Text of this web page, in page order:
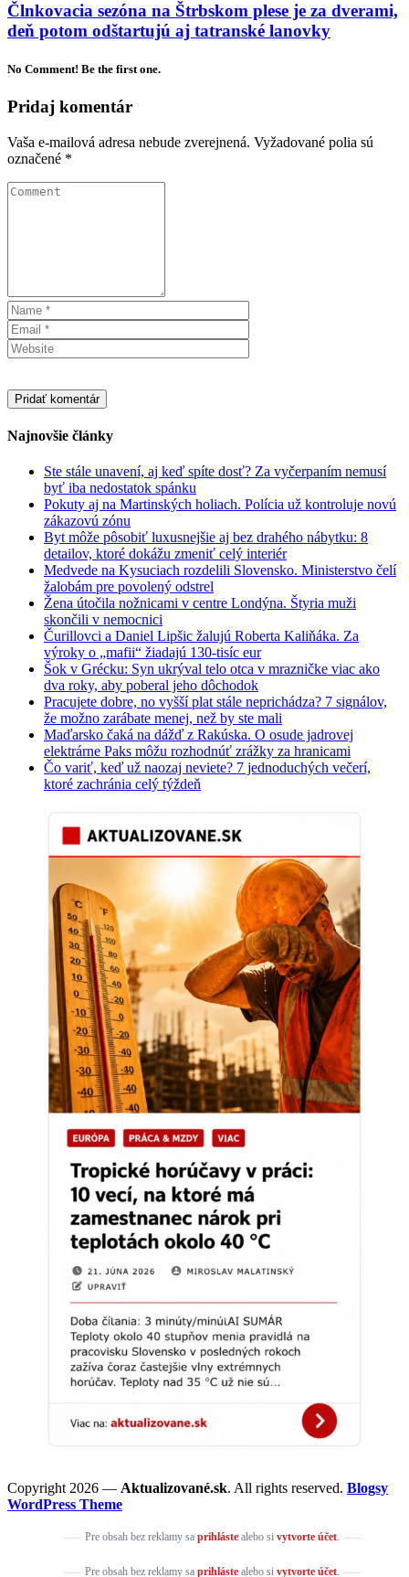
Člnkovacia sezóna na Štrbskom plese je za dverami,
deň potom odštartujú aj tatranské lanovky
No Comment! Be the first one.
Pridaj komentár
Vaša e-mailová adresa nebude zverejnená. Vyžadované polia sú
označené *
Najnovšie články
Ste stále unavení, aj keď spíte dosť? Za vyčerpaním nemusí
byť iba nedostatok spánku
Pokuty aj na Martinských holiach. Polícia už kontroluje novú
zákazovú zónu
Byt môže pôsobiť luxusnejšie aj bez drahého nábytku: 8
detailov, ktoré dokážu zmeniť celý interiér
Medvede na Kysuciach rozdelili Slovensko. Ministerstvo čelí
žalobám pre povolený odstrel
Žena útočila nožnicami v centre Londýna. Štyria muži
skončili v nemocnici
Čurillovci a Daniel Lipšic žalujú Roberta Kaliňáka. Za
výroky o „mafii“ žiadajú 130-tisíc eur
Šok v Grécku: Syn ukrýval telo otca v mrazničke viac ako
dva roky, aby poberal jeho dôchodok
Pracujete dobre, no vyšší plat stále neprichádza? 7 signálov,
že možno zarábate menej, než by ste mali
Maďarsko čaká na dážď z Rakúska. O osude jadrovej
elektrárne Paks môžu rozhodnúť zrážky za hranicami
Čo variť, keď už naozaj neviete? 7 jednoduchých večerí,
ktoré zachránia celý týždeň
Copyright 2026 — Aktualizované.sk. All rights reserved. Blogsy
WordPress Theme
Pre obsah bez reklamy sa prihlástealebo si vytvorte účet.